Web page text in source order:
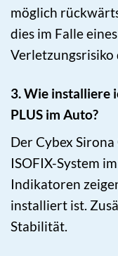
möglich
dies im Falle
3. Wie installiere
PLUS im Auto?
Der Cybex
ISOFIX-System
Indikatoren
installiert ist.
Stabilität.